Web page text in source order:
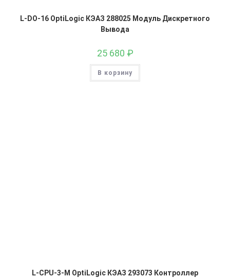
L-DO-16 OptiLogic КЭАЗ 288025 Модуль Дискретного
Вывода
25 680 ₽
В корзину
L-CPU-3-M OptiLogic КЭАЗ 293073 Контроллер